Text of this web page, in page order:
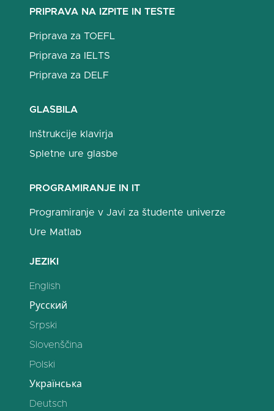
PRIPRAVA NA IZPITE IN TESTE
Priprava za TOEFL
Priprava za IELTS
Priprava za DELF
GLASBILA
Inštrukcije klavirja
Spletne ure glasbe
PROGRAMIRANJE IN IT
Programiranje v Javi za študente univerze
Ure Matlab
JEZIKI
English
Русский
Srpski
Slovenščina
Polski
Українська
Deutsch